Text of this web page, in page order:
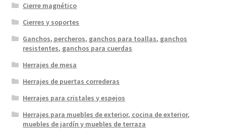
Cierre magnético
Cierres y soportes
Ganchos, percheros, ganchos para toallas, ganchos
resistentes, ganchos para cuerdas
Herrajes de mesa
Herrajes de puertas correderas
Herrajes para cristales y espejos
Herrajes para muebles de exterior, cocina de exterior,
muebles de jardín y muebles de terraza